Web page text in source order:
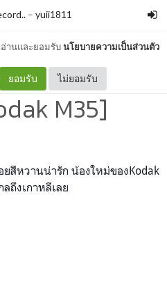
อ่านและยอมรับนโยบายความเป็นส่วนตัว
ยอมรับ ไม่ยอมรับ
– yuii1811
in Seoul
M35]
สีหวานน่ารัก น้องใหม่ของKodak
ถึงเกาหลีเลย